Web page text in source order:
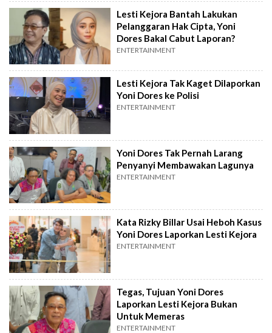
Lesti Kejora Bantah Lakukan
Pelanggaran Hak Cipta, Yoni
Dores Bakal Cabut Laporan?
ENTERTAINMENT
Lesti Kejora Tak Kaget Dilaporkan
Yoni Dores ke Polisi
ENTERTAINMENT
Yoni Dores Tak Pernah Larang
Penyanyi Membawakan Lagunya
ENTERTAINMENT
Kata Rizky Billar Usai Heboh Kasus
Yoni Dores Laporkan Lesti Kejora
ENTERTAINMENT
Tegas, Tujuan Yoni Dores
Laporkan Lesti Kejora Bukan
Untuk Memeras
ENTERTAINMENT